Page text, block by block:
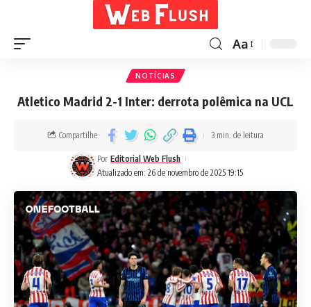
Aa
NOTÍCIAS
Atletico Madrid 2-1 Inter: derrota polêmica na UCL
Atualizado em: 26 de novembro de 2025 19:15
Por Editorial Web Flush
Compartilhe 3 min. de leitura